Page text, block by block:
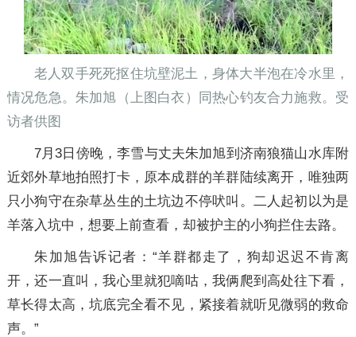
老人双手死死抠住坑壁泥土，身体大半泡在冷水里，
情况危急。朱加旭（上图白衣）同热心钓友合力施救。受
访者供图
7月3日傍晚，李雪与丈夫朱加旭到济南狼猫山水库附
近郊外草地拍照打卡，原本成群的羊群陆续离开，唯独两
只小狗守在杂草丛生的土坑边不停吠叫。二人起初以为是
羊落入坑中，想要上前查看，却被护主的小狗拦住去路。
朱加旭告诉记者：“羊群都走了，狗却迟迟不肯离
开，还一直叫，我心里就犯嘀咕，我俩爬到高处往下看，
草长得太高，坑底完全看不见，紧接着就听见微弱的救命
声。”